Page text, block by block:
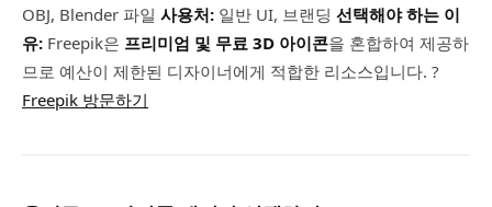
OBJ, Blender 파일 사용처: 일반 UI, 브랜딩 선택해야 하는 이
유: Freepik은 프리미엄 및 무료 3D 아이콘을 혼합하여 제공하
므로 예산이 제한된 디자이너에게 적합한 리소스입니다. ?
Freepik 방문하기